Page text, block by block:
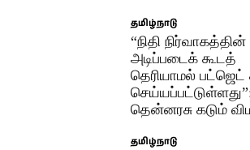
தமிழ்நாடு
“நிதி நிர்வாகத்தின்
அடிப்படைக் கூடத்
தெரியாமல்
தென்னரசு கடும்
தமிழ்நாடு